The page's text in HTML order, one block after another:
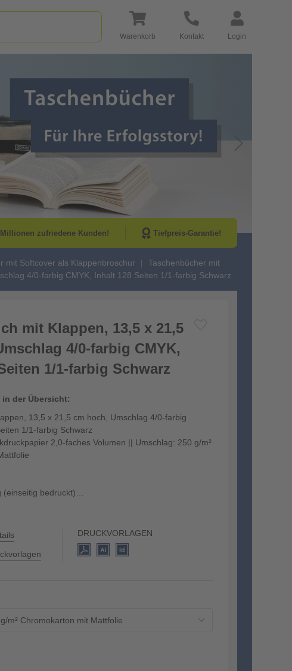
Warenkorb Kontakt Login
Go to Next
zufriedene Kunden! Tiefpreis-Garantie!
mit Softcover als Klappenbroschur
Taschenbücher mit
4/0-farbig CMYK, Inhalt 128 Seiten 1/1-farbig Schwarz
mit Klappen, 13,5 x 21,5
4/0-farbig CMYK,
1/1-farbig Schwarz
der Übersicht:
13,5 x 21,5 cm hoch, Umschlag 4/0-farbig
1/1-farbig Schwarz
2,0-faches Volumen || Umschlag: 250 g/m²
(einseitig bedruckt)
DRUCKVORLAGEN
m² Chromokarton mit Mattfolie